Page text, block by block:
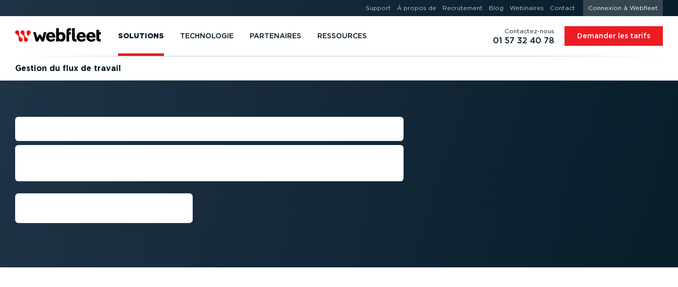
Support À propos de Recrutement Blog Webinaires Contact Connexion à Webfleet
SOLUTIONS TECHNOLOGIE PARTENAIRES RESSOURCES
Contac­tez-nous
01 57 32 40 78 Demander les tarifs
Gestion du flux de travail
OPTIMI­SATION DE FLOTTE